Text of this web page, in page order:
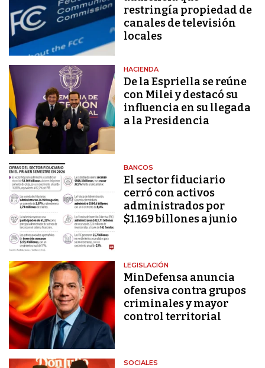
restringía propiedad de
canales de televisión
locales
HACIENDA
De la Espriella se reúne
con Milei y destacó su
influencia en su llegada
a la Presidencia
BANCOS
El sector fiduciario
cerró con activos
administrados por
$1.169 billones a junio
LEGISLACIÓN
MinDefensa anuncia
ofensiva contra grupos
criminales y mayor
control territorial
SOCIALES